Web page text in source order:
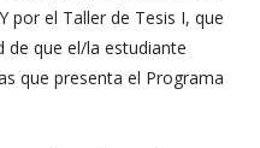
por el Taller de Tesis I, que
de que el/la estudiante
que presenta el Programa